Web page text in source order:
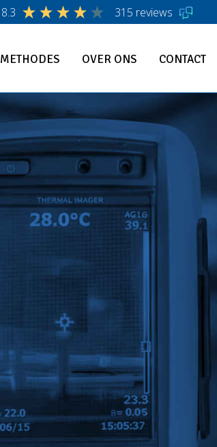
8.3 315 reviews
METHODES OVER ONS CONTACT